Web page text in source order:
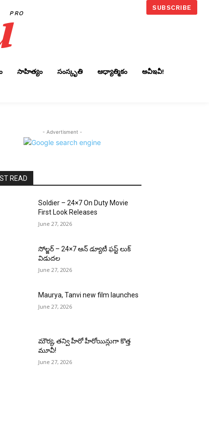
PRO
SUBSCRIBE
సాహిత్యం సంస్కృతి ఆధ్యాత్మికం అవీఇవీ!
- Advertisment -
READ
Soldier – 24×7 On Duty Movie
First Look Releases
June 27, 2026
సోల్జర్ – 24×7 ఆన్ డ్యూటీ ఫస్ట్ లుక్
విడుదల
June 27, 2026
Maurya, Tanvi new film launches
June 27, 2026
మౌర్య‌, త‌న్వి హీరో హీరోయిన్లుగా కొత్త
మూవీ!
June 27, 2026